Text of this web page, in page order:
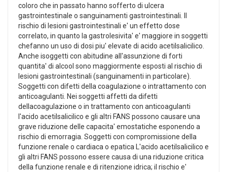
coloro che in passato hanno sofferto di ulcera
gastrointestinale o sanguinamenti gastrointestinali. Il
rischio di lesioni gastrointestinali e' un effetto dose
correlato, in quanto la gastrolesivita' e' maggiore in soggetti
chefanno un uso di dosi piu' elevate di acido acetilsalicilico.
Anche isoggetti con abitudine all'assunzione di forti
quantita' di alcool sono maggiormente esposti al rischio di
lesioni gastrointestinali (sanguinamenti in particolare).
Soggetti con difetti della coagulazione o intrattamento con
anticoagulanti. Nei soggetti affetti da difetti
dellacoagulazione o in trattamento con anticoagulanti
l'acido acetilsalicilico e gli altri FANS possono causare una
grave riduzione delle capacita' emostatiche esponendo a
rischio di emorragia. Soggetti con compromissione della
funzione renale o cardiaca o epatica L'acido acetilsalicilico e
gli altri FANS possono essere causa di una riduzione critica
della funzione renale e di ritenzione idrica; il rischio e'